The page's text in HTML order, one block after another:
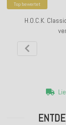
Top bewertet
H.O.C.K.